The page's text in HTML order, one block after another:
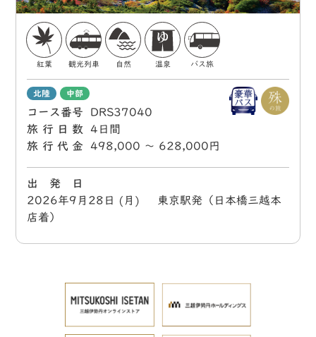
紅葉 観光列車 自然 温泉 バス旅
北陸 中部
コース番号
DRS37040
旅行日数
4日間
旅行代金
498,000 〜 628,000円
出 発 日
2026年9月28日 (月) 東京駅発（日本橋三越本
店着）